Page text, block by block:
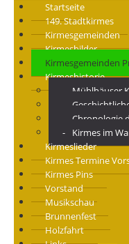
Startseite
149. Stadtkirmes
Kirmesgemeinden
Kirmesbilder
Kirmesgemeinden
Kirmeshistorie
Mühlhäuser
Chronologie
Kirmes im
Kirmeslieder
Kirmes Termine
Kirmes Pins
Vorstand
Musikschau
Brunnenfest
Holzfahrt